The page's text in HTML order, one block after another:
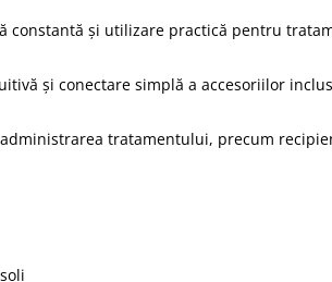
constantă și utilizare practică pentru
și conectare simplă a accesoriilor
tratamentului, precum